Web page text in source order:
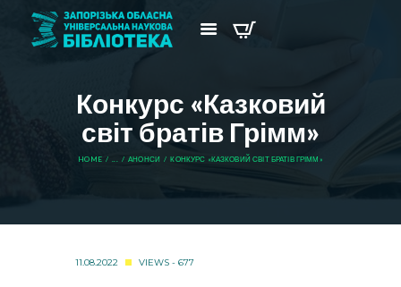
Конкурс «Казковий
світ братів Грімм»
HOME ... АНОНСИ КОНКУРС «КАЗКОВИЙ СВІТ БРАТІВ ГРІММ»
11.08.2022 VIEWS - 677